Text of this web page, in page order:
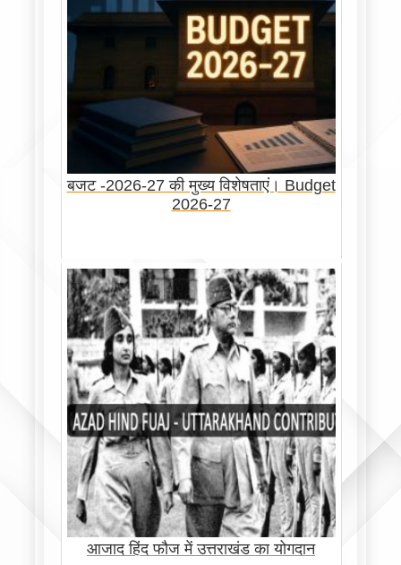
बजट -2026-27 की मुख्य विशेषताएं। Budget
2026-27
आजाद हिंद फौज में उत्तराखंड का योगदान